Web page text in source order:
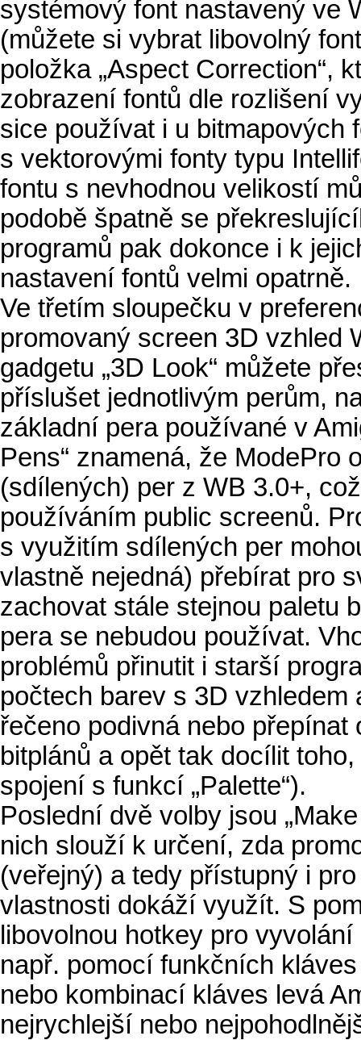
systémový font nastavený ve
(můžete si vybrat libovolný
položka „Aspect Correction“,
zobrazení fontů dle rozlišení
sice používat i u bitmapových
s vektorovými fonty typu
fontu s nevhodnou velikostí
podobě špatně se
programů pak dokonce i k
nastavení fontů velmi opatrně.
Ve třetím sloupečku v
promovaný screen 3D vzhled
gadgetu „3D Look“ můžete
příslušet jednotlivým perům,
základní pera používané v
Pens“ znamená, že ModePro
(sdílených) per z WB 3.0+,
používáním public screenů.
s využitím sdílených per
vlastně nejedná) přebírat pro
zachovat stále stejnou paletu
pera se nebudou používat.
problémů přinutit i starší
počtech barev s 3D
řečeno podivná nebo
bitplánů a opět tak docílit
spojení s funkcí „Palette“).
Poslední dvě volby jsou
nich slouží k určení, zda
(veřejný) a tedy přístupný i
vlastnosti dokáží využít. S
libovolnou hotkey pro
např. pomocí funkčních
nebo kombinací kláves levá
nejrychlejší nebo